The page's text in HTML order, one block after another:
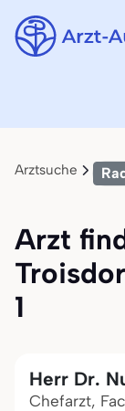
Arztsuche
Arzt
1
Herr Dr.
Chefarzt,